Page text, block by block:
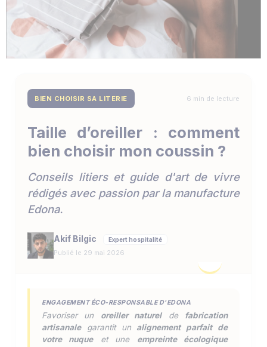
BIEN CHOISIR SA LITERIE 6 min de lecture
Taille d’oreiller : comment
bien choisir mon coussin ?
Conseils litiers et guide d'art de vivre
rédigés avec passion par la manufacture
Edona.
Akif Bilgic Expert hospitalité
Publié le 29 mai 2026
ENGAGEMENT ÉCO-RESPONSABLE D'EDONA
Favoriser un oreiller naturelde fabrication
artisanalegarantit un alignement parfait de
votre nuqueet une empreinte écologique